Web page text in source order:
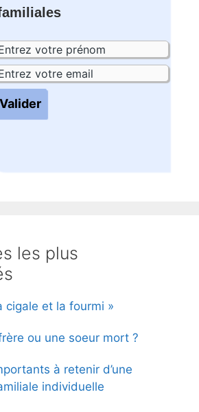
les plus
cigale et la fourmi »
ou une soeur mort ?
à retenir d’une
individuelle